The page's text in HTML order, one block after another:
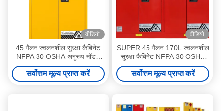
वीडियो
45 गैलन ज्वलनशील सुरक्षा कैबिनेट
NFPA 30 OSHA अनुरूप मॉडल
SSM100045 SUPER
सर्वोत्तम मूल्य प्राप्त करें
वीडियो
SUPER 45 गैलन 170L ज्वलनशील
सुरक्षा कैबिनेट NFPA 30 OSHA
अनुरूप औद्योगिक ज्वलनशील भंडारण
सर्वोत्तम मूल्य प्राप्त करें